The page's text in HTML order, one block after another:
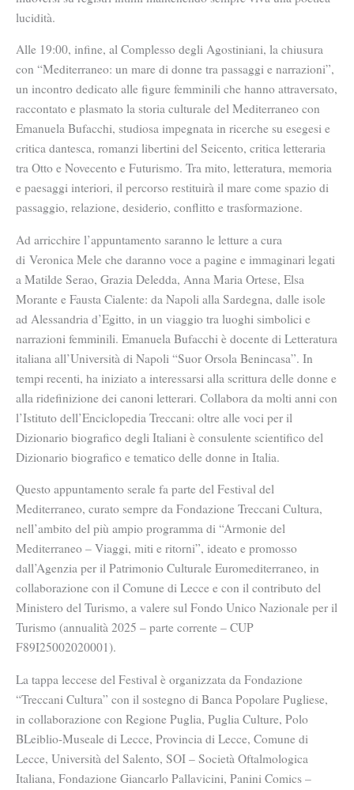
lucidità.
Alle 19:00, infine, al Complesso degli Agostiniani, la chiusura
con “Mediterraneo: un mare di donne tra passaggi e narrazioni”,
un incontro dedicato alle figure femminili che hanno attraversato,
raccontato e plasmato la storia culturale del Mediterraneo con
Emanuela Bufacchi, studiosa impegnata in ricerche su esegesi e
critica dantesca, romanzi libertini del Seicento, critica letteraria
tra Otto e Novecento e Futurismo. Tra mito, letteratura, memoria
e paesaggi interiori, il percorso restituirà il mare come spazio di
passaggio, relazione, desiderio, conflitto e trasformazione.
Ad arricchire l’appuntamento saranno le letture a cura
di Veronica Mele che daranno voce a pagine e immaginari legati
a Matilde Serao, Grazia Deledda, Anna Maria Ortese, Elsa
Morante e Fausta Cialente: da Napoli alla Sardegna, dalle isole
ad Alessandria d’Egitto, in un viaggio tra luoghi simbolici e
narrazioni femminili. Emanuela Bufacchi è docente di Letteratura
italiana all’Università di Napoli “Suor Orsola Benincasa”. In
tempi recenti, ha iniziato a interessarsi alla scrittura delle donne e
alla ridefinizione dei canoni letterari. Collabora da molti anni con
l’Istituto dell’Enciclopedia Treccani: oltre alle voci per il
Dizionario biografico degli Italiani è consulente scientifico del
Dizionario biografico e tematico delle donne in Italia.
Questo appuntamento serale fa parte del Festival del
Mediterraneo, curato sempre da Fondazione Treccani Cultura,
nell’ambito del più ampio programma di “Armonie del
Mediterraneo – Viaggi, miti e ritorni”, ideato e promosso
dall’Agenzia per il Patrimonio Culturale Euromediterraneo, in
collaborazione con il Comune di Lecce e con il contributo del
Ministero del Turismo, a valere sul Fondo Unico Nazionale per il
Turismo (annualità 2025 – parte corrente – CUP
F89I25002020001).
La tappa leccese del Festival è organizzata da Fondazione
“Treccani Cultura” con il sostegno di Banca Popolare Pugliese,
in collaborazione con Regione Puglia, Puglia Culture, Polo
BLeiblio-Museale di Lecce, Provincia di Lecce, Comune di
Lecce, Università del Salento, SOI – Società Oftalmologica
Italiana, Fondazione Giancarlo Pallavicini, Panini Comics –